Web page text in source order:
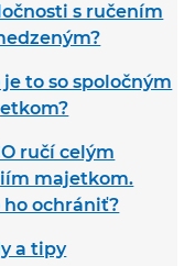
s ručením
je to so spoločným
ručí celým
majetkom.
ho ochrániť?
a tipy